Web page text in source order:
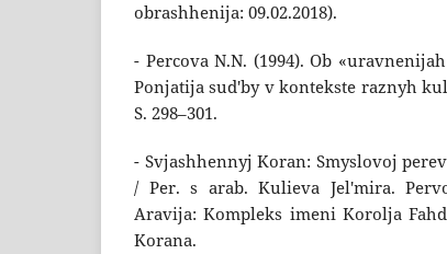
obrashhenija: 09.02.2018).
- Percova N.N. (1994). Ob
Ponjatija sud'by v kontekste raznyh
S. 298–301.
- Svjashhennyj Koran: Smyslovoj
/ Per. s arab. Kulieva Jel'mira.
Aravija: Kompleks imeni Korolja
Korana.